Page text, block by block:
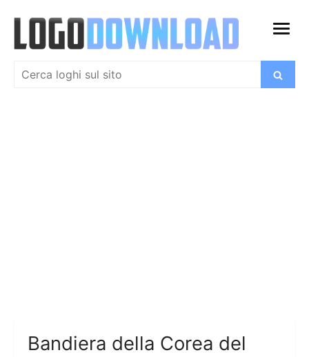
contenuto
apri
Cerca:
Cerca
Bandiera della Corea del